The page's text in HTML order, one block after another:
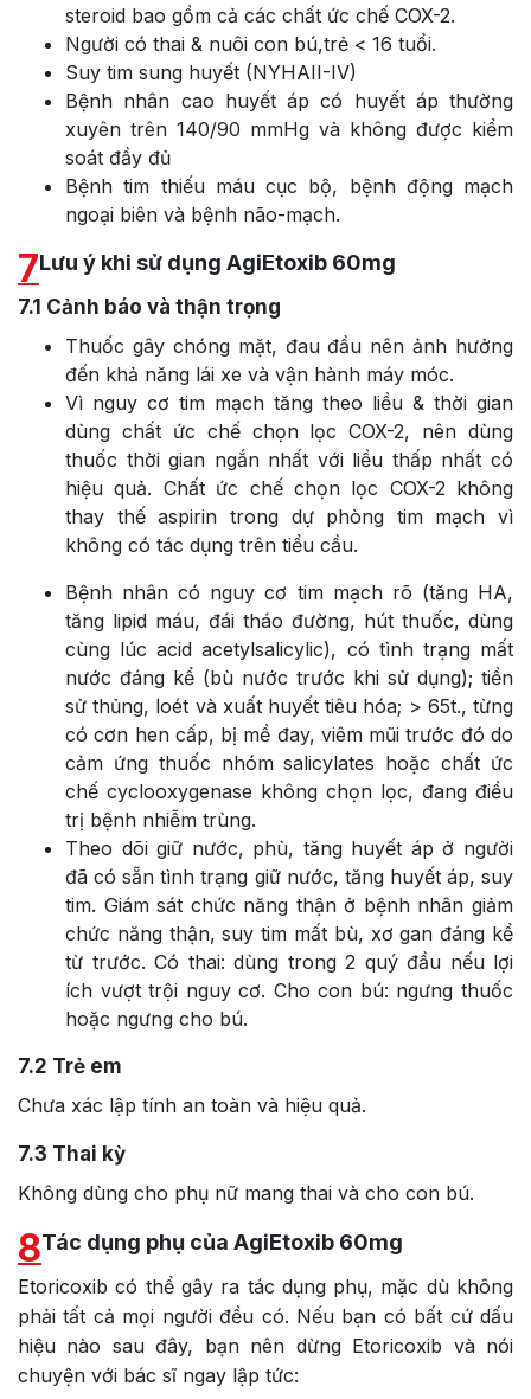
steroid bao gồm cả các chất ức chế COX-2.
Người có thai & nuôi con bú,trẻ < 16 tuổi.
Suy tim sung huyết (NYHAII-IV)
Bệnh nhân cao huyết áp có huyết áp thường
xuyên trên 140/90 mmHg và không được kiểm
soát đầy đủ
Bệnh tim thiếu máu cục bộ, bệnh động mạch
ngoại biên và bệnh não-mạch.
7Lưu ý khi sử dụng AgiEtoxib 60mg
7.1 Cảnh báo và thận trọng
Thuốc gây chóng mặt, đau đầu nên ảnh hưởng
đến khả năng lái xe và vận hành máy móc.
Vì nguy cơ tim mạch tăng theo liều & thời gian
dùng chất ức chế chọn lọc COX-2, nên dùng
thuốc thời gian ngắn nhất với liều thấp nhất có
hiệu quả. Chất ức chế chọn lọc COX-2 không
thay thế aspirin trong dự phòng tim mạch vì
không có tác dụng trên tiểu cầu.
Bệnh nhân có nguy cơ tim mạch rõ (tăng HA,
tăng lipid máu, đái tháo đường, hút thuốc, dùng
cùng lúc acid acetylsalicylic), có tình trạng mất
nước đáng kể (bù nước trước khi sử dụng); tiền
sử thủng, loét và xuất huyết tiêu hóa; > 65t., từng
có cơn hen cấp, bị mề đay, viêm mũi trước đó do
cảm ứng thuốc nhóm salicylates hoặc chất ức
chế cyclooxygenase không chọn lọc, đang điều
trị bệnh nhiễm trùng.
Theo dõi giữ nước, phù, tăng huyết áp ở người
đã có sẵn tình trạng giữ nước, tăng huyết áp, suy
tim. Giám sát chức năng thận ở bệnh nhân giảm
chức năng thận, suy tim mất bù, xơ gan đáng kể
từ trước. Có thai: dùng trong 2 quý đầu nếu lợi
ích vượt trội nguy cơ. Cho con bú: ngưng thuốc
hoặc ngưng cho bú.
7.2 Trẻ em
Chưa xác lập tính an toàn và hiệu quả.
7.3 Thai kỳ
Không dùng cho phụ nữ mang thai và cho con bú.
8Tác dụng phụ của AgiEtoxib 60mg
Etoricoxib có thể gây ra tác dụng phụ, mặc dù không
phải tất cả mọi người đều có. Nếu bạn có bất cứ dấu
hiệu nào sau đây, bạn nên dừng Etoricoxib và nói
chuyện với bác sĩ ngay lập tức: